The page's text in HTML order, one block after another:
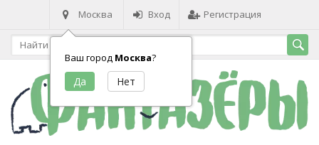
Москва
Ваш город Москва?
Вход Регистрация